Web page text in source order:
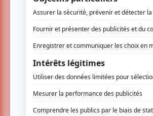
Launière en co-
identitaire.
Un espace qui mettra
Cousineau envoûtera
Belle Grand Fille, Sylvie